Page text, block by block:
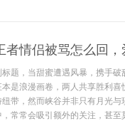
者情侣被骂怎么回
标题，当甜蜜遭遇风暴，携手
本是浪漫画卷，两人共享胜利
纽带，然而峡谷并非只有月光
，常常会吸引额外的关注，甚